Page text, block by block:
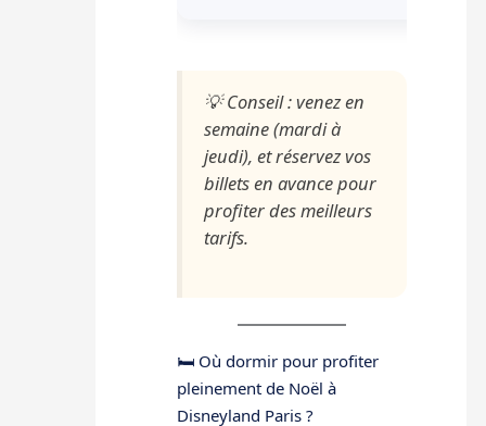
💡Conseil : venez en
semaine (mardi à
jeudi), et réservez vos
billets en avance pour
profiter des meilleurs
tarifs.
🛏️ Où dormir pour profiter
pleinement de Noël à
Disneyland Paris ?